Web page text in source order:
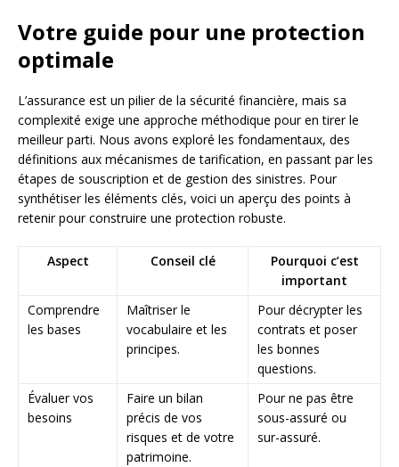
Votre guide pour une protection
optimale
L’assurance est un pilier de la sécurité financière, mais sa
complexité exige une approche méthodique pour en tirer le
meilleur parti. Nous avons exploré les fondamentaux, des
définitions aux mécanismes de tarification, en passant par les
étapes de souscription et de gestion des sinistres. Pour
synthétiser les éléments clés, voici un aperçu des points à
retenir pour construire une protection robuste.
Aspect Conseil clé
Pourquoi c’est
important
Comprendre
les bases
Maîtriser le
vocabulaire et les
principes.
Pour décrypter les
contrats et poser
les bonnes
questions.
Évaluer vos
besoins
Faire un bilan
précis de vos
risques et de votre
patrimoine.
Pour ne pas être
sous-assuré ou
sur-assuré.